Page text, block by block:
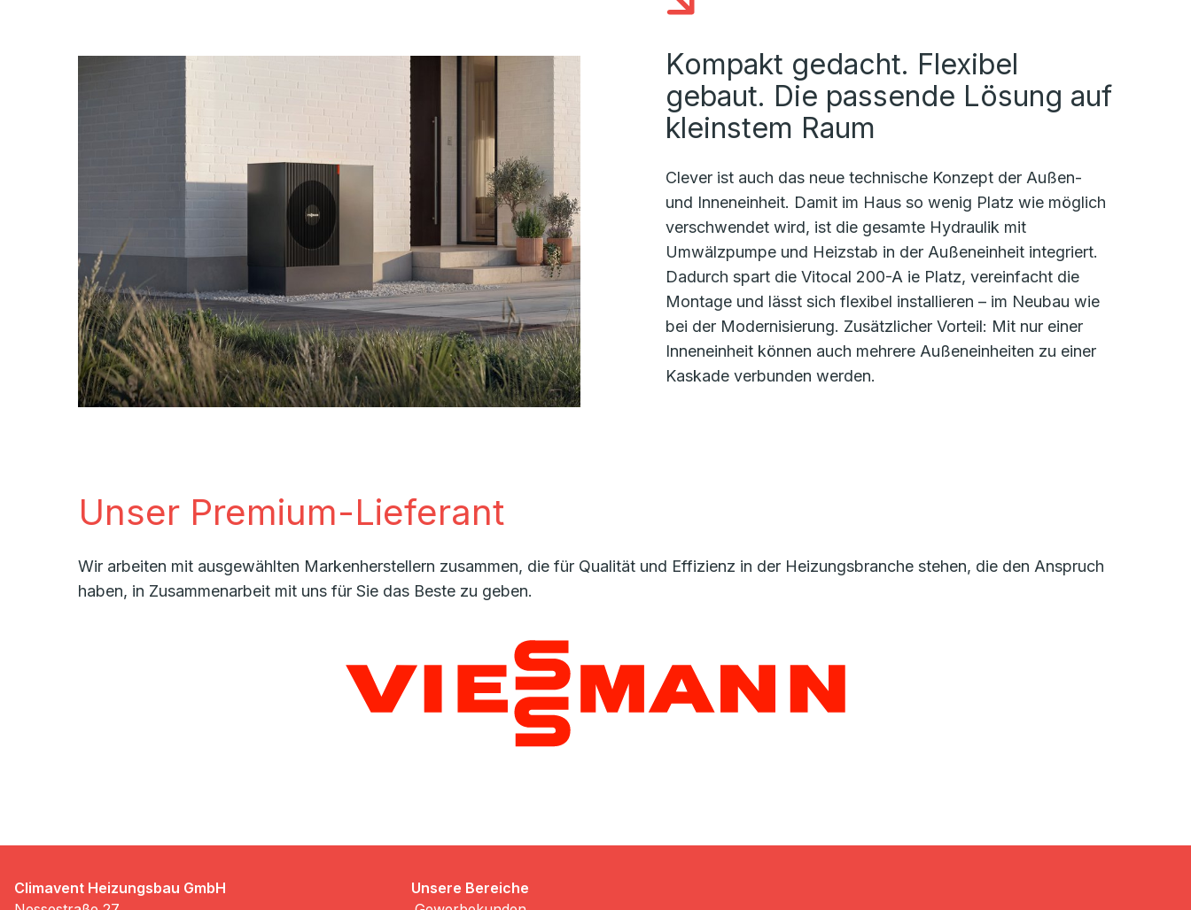
Kompakt gedacht. Flexibel
gebaut. Die passende Lösung auf
kleinstem Raum
Clever ist auch das neue technische Konzept der Außen-
und Inneneinheit. Damit im Haus so wenig Platz wie möglich
verschwendet wird, ist die gesamte Hydraulik mit
Umwälzpumpe und Heizstab in der Außeneinheit integriert.
Dadurch spart die Vitocal 200-A ie Platz, vereinfacht die
Montage und lässt sich flexibel installieren – im Neubau wie
bei der Modernisierung. Zusätzlicher Vorteil: Mit nur einer
Inneneinheit können auch mehrere Außeneinheiten zu einer
Kaskade verbunden werden.
Unser Premium-Lieferant
Wir arbeiten mit ausgewählten Markenherstellern zusammen, die für Qualität und Effizienz in der Heizungsbranche stehen, die den Anspruch
haben, in Zusammenarbeit mit uns für Sie das Beste zu geben.
Climavent Heizungsbau GmbH
Unsere Bereiche